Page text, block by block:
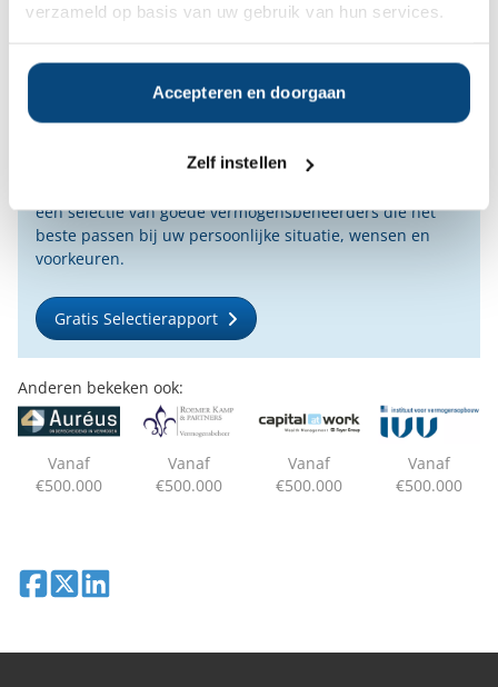
verzameld op basis van uw gebruik van hun services.
Accepteren en doorgaan
Zelf instellen
Op zoek naar de beste
vermogensbeheerder?
Bent u op zoek naar de voor u beste
Vraag dan gratis en geheel vrijblijvend een
een selectie van goede vermogensbeheerders die het
beste passen bij uw persoonlijke situatie, wensen en
voorkeuren.
Gratis Selectierapport
Anderen bekeken ook:
Vanaf
€500.000
Vanaf
€500.000
Vanaf
€500.000
Vanaf
€500.000
Deel op Facebook
Deel op XDeel op LinkedIn